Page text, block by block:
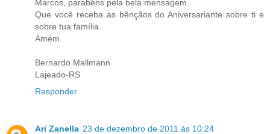
Marcos, parabéns pela bela mensagem.
Que você receba as bênçãos do Aniversariante sobre ti e
sobre tua família.
Amém.
Bernardo Mallmann
Lajeado-RS
Responder
Ari Zanella 23 de dezembro de 2011 às 10:24